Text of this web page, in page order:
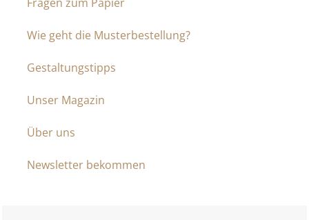
Wie geht die Musterbestellung?
Gestaltungstipps
Unser Magazin
Über uns
Newsletter bekommen